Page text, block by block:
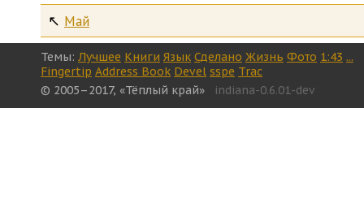
↖ Май
Темы: Лучшее Книги Язык Сделано Жизнь Фото 1:43 ...
Fingertip Address Book Devel sspe Trac
© 2005–2017, «Тёплый край»
indiana-0.6.01-dev